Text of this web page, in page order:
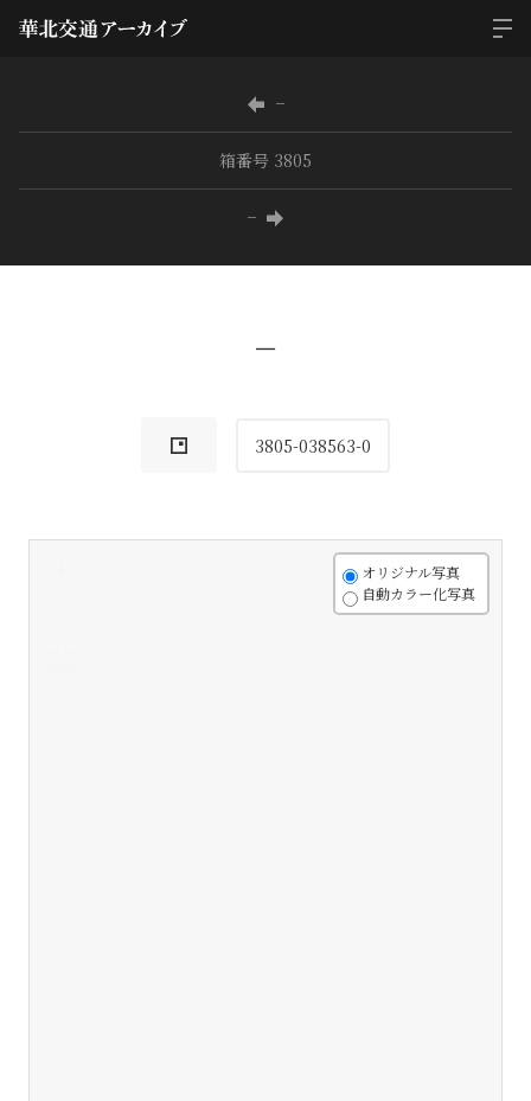
−
箱番号 3805
−
−
3805-038563-0
オリジナル写真
自動カラー化写真